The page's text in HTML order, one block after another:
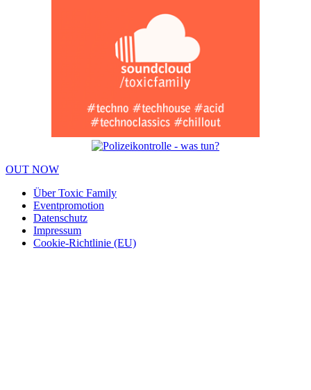
OUT NOW
Über Toxic Family
Eventpromotion
Datenschutz
Impressum
Cookie-Richtlinie (EU)